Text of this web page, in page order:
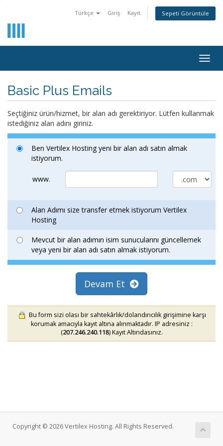
Türkçe Giriş Kayıt Sepeti Görüntüle
Basic Plus Emails
Seçtiğiniz ürün/hizmet, bir alan adı gerektiriyor. Lütfen kullanmak
istediğiniz alan adını giriniz.
Ben Vertilex Hosting yeni bir alan adı satın almak
istiyorum.
www.
Alan Adımı size transfer etmek istiyorum Vertilex
Hosting
Mevcut bir alan adımın isim sunucularını güncellemek
veya yeni bir alan adı satın almak istiyorum.
Devam Et
Bu form sizi olası bir sahtekârlık/dolandırıcılık girişimine karşı
korumak amacıyla kayıt altına alınmaktadır. IP adresiniz :
(207.246.240.118) Kayıt Altındasınız.
Copyright © 2026 Vertilex Hosting. All Rights Reserved.